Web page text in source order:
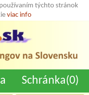
týchto stránok
viac info
Schránka(0)